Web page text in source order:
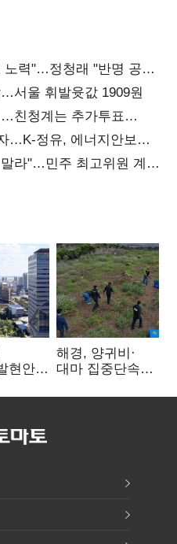
노력"…정청래 "반명 공세
서울 휘발윳값 1909원
친청계는 추가투표
…K-정유, 에너지안보
라"…민주 최고위원 계파
현안
장
해경, 양귀비·
대마 집중단속…
249명 검거